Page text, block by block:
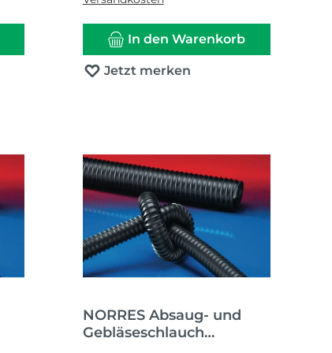
In den Warenkorb
Jetzt merken
NORRES Absaug- und
Gebläseschlauch